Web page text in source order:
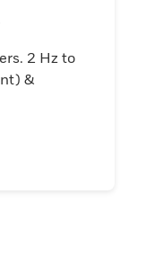
2 Hz to
&